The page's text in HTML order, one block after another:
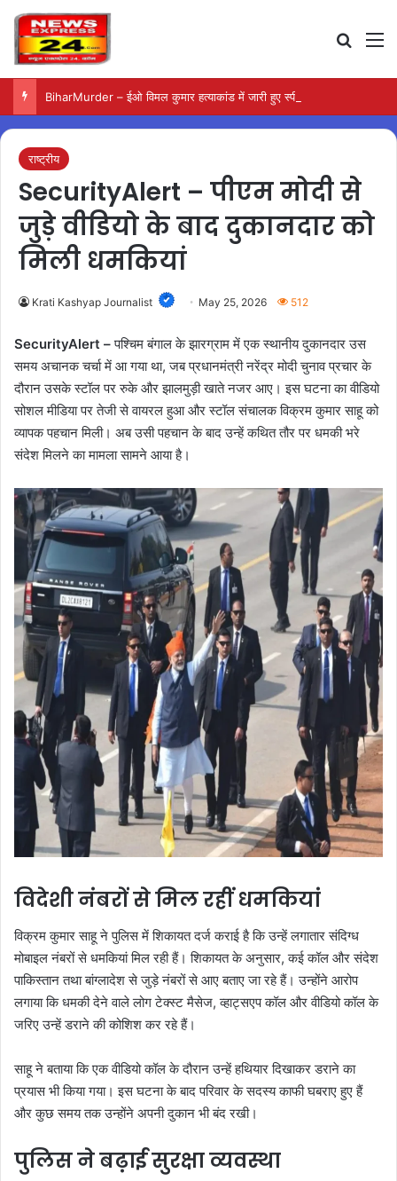
राष्ट्रीय
SecurityAlert – पीएम मोदी से
जुड़े वीडियो के बाद दुकानदार को
मिली धमकियां
Krati Kashyap Journalist May 25, 2026 512
SecurityAlert –पश्चिम बंगाल के झारग्राम में एक स्थानीय दुकानदार उस
समय अचानक चर्चा में आ गया था, जब प्रधानमंत्री नरेंद्र मोदी चुनाव प्रचार के
दौरान उसके स्टॉल पर रुके और झालमुड़ी खाते नजर आए। इस घटना का वीडियो
सोशल मीडिया पर तेजी से वायरल हुआ और स्टॉल संचालक विक्रम कुमार साहू को
व्यापक पहचान मिली। अब उसी पहचान के बाद उन्हें कथित तौर पर धमकी भरे
संदेश मिलने का मामला सामने आया है।
विदेशी नंबरों से मिल रहीं धमकियां
विक्रम कुमार साहू ने पुलिस में शिकायत दर्ज कराई है कि उन्हें लगातार संदिग्ध
मोबाइल नंबरों से धमकियां मिल रही हैं। शिकायत के अनुसार, कई कॉल और संदेश
पाकिस्तान तथा बांग्लादेश से जुड़े नंबरों से आए बताए जा रहे हैं। उन्होंने आरोप
लगाया कि धमकी देने वाले लोग टेक्स्ट मैसेज, व्हाट्सएप कॉल और वीडियो कॉल के
जरिए उन्हें डराने की कोशिश कर रहे हैं।
साहू ने बताया कि एक वीडियो कॉल के दौरान उन्हें हथियार दिखाकर डराने का
प्रयास भी किया गया। इस घटना के बाद परिवार के सदस्य काफी घबराए हुए हैं
और कुछ समय तक उन्होंने अपनी दुकान भी बंद रखी।
पुलिस ने बढ़ाई सुरक्षा व्यवस्था